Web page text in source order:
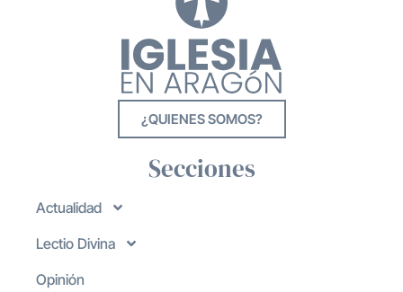
¿QUIENES SOMOS?
Secciones
Actualidad
Lectio Divina
Opinión